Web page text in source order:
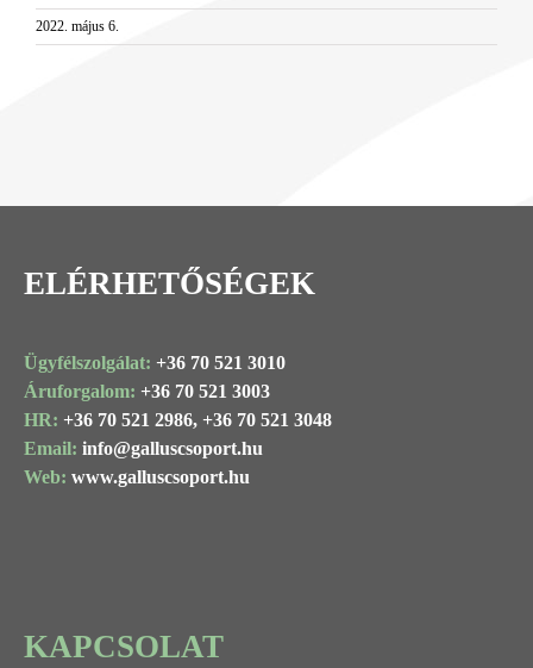
2022. május 6.
ELÉRHETŐSÉGEK
Ügyfélszolgálat: +36 70 521 3010
Áruforgalom: +36 70 521 3003
HR: +36 70 521 2986, +36 70 521 3048
Email: info@galluscsoport.hu
Web: www.galluscsoport.hu
KAPCSOLAT